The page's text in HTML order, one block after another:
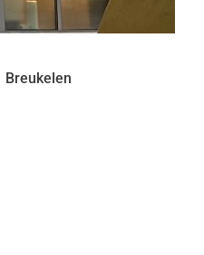
Breukelen